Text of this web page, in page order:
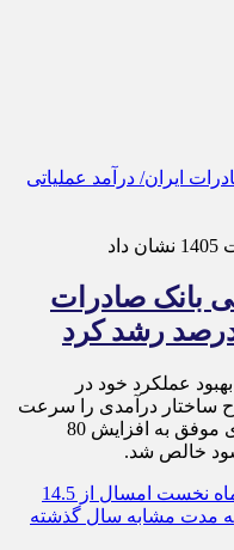
بانک صادرات
عملکرد خود در
ساختار درآمدی را سرعت
بخشید و طی 3 ماهه نخست سال جاری موفق به افزایش 80